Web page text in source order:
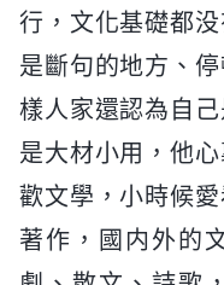
行，文化基礎都
是斷句的地方、
樣人家還認為自
是大材小用，他
歡文學，小時候
著作，國内外的